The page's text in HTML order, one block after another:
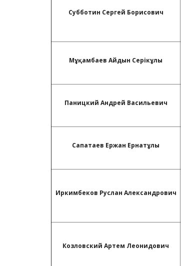
Субботин Сергей Борисович
Мұқамбаев Айдын Серікұлы
Паницкий Андрей Васильевич
Сапатаев Ержан Ернатұлы
Иркимбеков Руслан Александрович
Козловский Артем Леонидович